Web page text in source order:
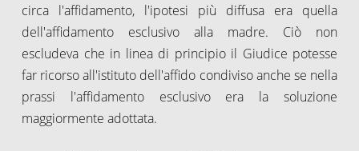
circa l'affidamento, l'ipotesi più diffusa era quella
dell'affidamento esclusivo alla madre. Ciò non
escludeva che in linea di principio il Giudice potesse
far ricorso all'istituto dell'affido condiviso anche se nella
prassi l'affidamento esclusivo era la soluzione
maggiormente adottata.